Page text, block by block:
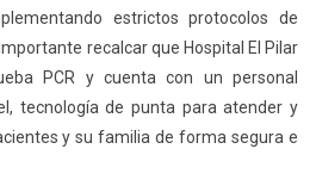
estrictos protocolos de
recalcar que Hospital El Pilar
PCR y cuenta con un personal
tecnología de punta para atender y
y su familia de forma segura e